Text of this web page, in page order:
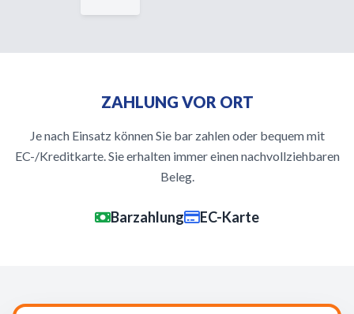
ZAHLUNG VOR ORT
Je nach Einsatz können Sie bar zahlen oder bequem mit
EC-/Kreditkarte. Sie erhalten immer einen nachvollziehbaren
Beleg.
Barzahlung EC-Karte